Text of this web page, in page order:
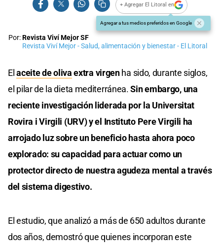
+ Agregar El Litoral en
Agregar a tus medios preferidos en Google
Por:Revista Viví Mejor SF
Revista Viví Mejor - Salud, alimentación y bienestar - El Litoral
Elaceite de olivaextra virgenha sido, durante siglos,
el pilar de la dieta mediterránea.Sin embargo, una
reciente investigación liderada por la Universitat
Rovira i Virgili (URV) y el Instituto Pere Virgili ha
arrojado luz sobre un beneficio hasta ahora poco
explorado: su capacidad para actuar como un
protector directo de nuestra agudeza mental a través
del sistema digestivo.
El estudio, que analizó a más de 650 adultos durante
dos años, demostró que quienes incorporan este